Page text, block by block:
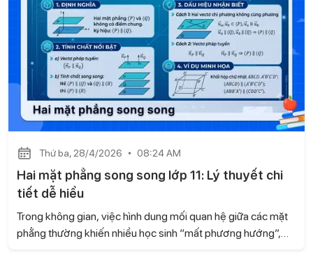
Thứ ba, 28/4/2026 08:24 AM
Hai mặt phẳng song song lớp 11: Lý thuyết chi
tiết dễ hiểu
Trong không gian, việc hình dung mối quan hệ giữa các mặt
phẳng thường khiến nhiều học sinh “mất phương hướng”,